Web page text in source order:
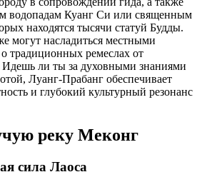
водопадам Куанг Си или священным
находятся тысячи статуй Будды.
могут насладиться местными
о традиционных ремеслах от
Идешь ли ты за духовными знаниями
Луанг-Прабанг обеспечивает
и глубокий культурный резонанс
реку Меконг
сила Лаоса